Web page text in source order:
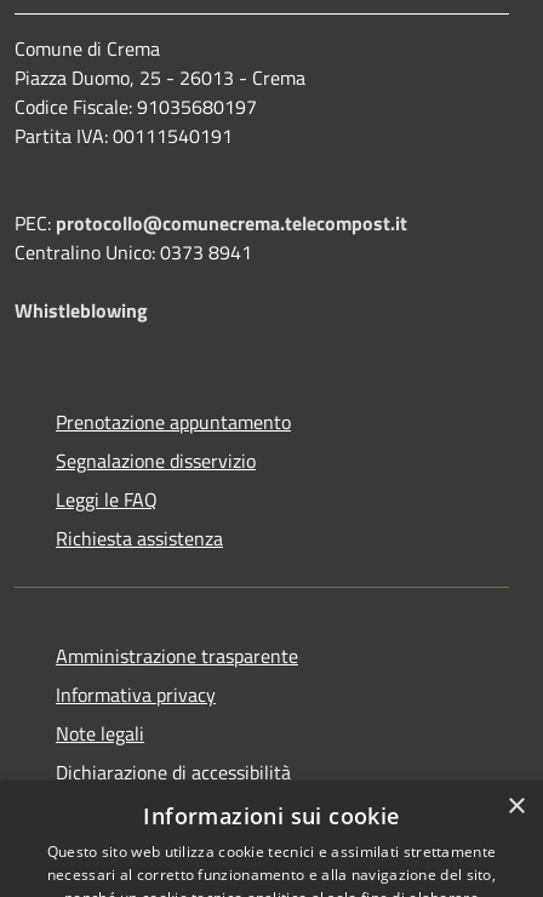
Comune di Crema
Piazza Duomo, 25 - 26013 - Crema
Codice Fiscale: 91035680197
Partita IVA: 00111540191
PEC: protocollo@comunecrema.telecompost.it
Centralino Unico: 0373 8941
Whistleblowing
Prenotazione appuntamento
Segnalazione disservizio
Leggi le FAQ
Richiesta assistenza
Amministrazione trasparente
Informativa privacy
Note legali
Dichiarazione di accessibilità
Piano di miglioramento dei servizi
×
Informazioni sui cookie
Questo sito web utilizza cookie tecnici e assimilati strettamente
necessari al corretto funzionamento e alla navigazione del sito,